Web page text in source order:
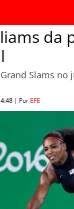
da
Slams no
| Por EFE